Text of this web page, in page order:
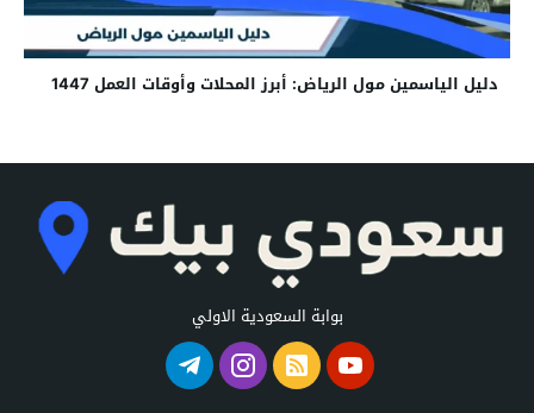
دليل الياسمين مول الرياض: أبرز المحلات وأوقات العمل 1447
بوابة السعودية الاولي